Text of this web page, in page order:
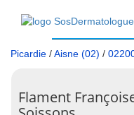
Picardie /Aisne (02) /
Flament